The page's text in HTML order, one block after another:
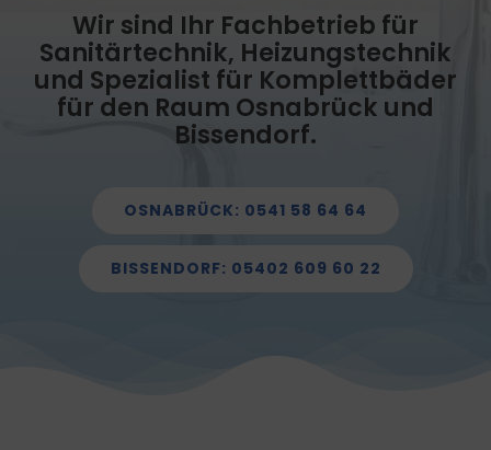
Wir sind Ihr Fachbetrieb für
Sanitärtechnik, Heizungstechnik
und Spezialist für Komplettbäder
für den Raum Osnabrück und
Bissendorf.
OSNABRÜCK: 0541 58 64 64
BISSENDORF: 05402 609 60 22